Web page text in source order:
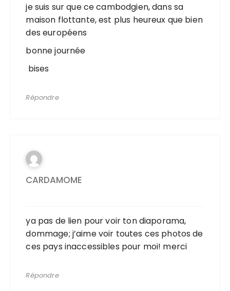
je suis sur que ce cambodgien, dans sa
maison flottante, est plus heureux que bien
des européens
bonne journée
bises
Répondre
CARDAMOME
ya pas de lien pour voir ton diaporama,
dommage; j’aime voir toutes ces photos de
ces pays inaccessibles pour moi! merci
Répondre